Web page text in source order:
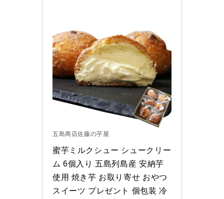
五島商店佐藤の芋屋
蜜芋ミルクシュー シュークリー
ム 6個入り 五島列島産 安納芋
使用 焼き芋 お取り寄せ おやつ
スイーツ プレゼント 個包装 冷